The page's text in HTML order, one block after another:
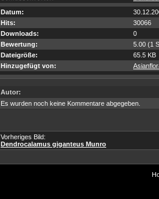
Datum:
Hits:
30066
Downloads:
0
Bewertung:
5.00 (1
Dateigröße:
65.5 KB
Hinzugefügt von:
Autor:
Es wurden noch keine Kommentare abgegeben.
Vorheriges Bild:
Dendrocalamus giganteus Munro